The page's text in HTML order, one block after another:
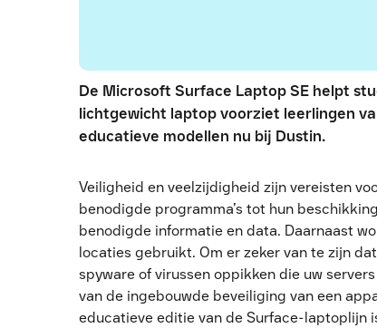
De Microsoft Surface Laptop SE helpt
lichtgewicht laptop voorziet leerlingen
educatieve modellen nu bij Dustin.
Veiligheid en veelzijdigheid zijn vereisten
benodigde programma’s tot hun
benodigde informatie en data. Daarnaast
locaties gebruikt. Om er zeker van te zijn
spyware of virussen oppikken die uw
van de ingebouwde beveiliging van een
educatieve editie van de Surface-laptoplijn